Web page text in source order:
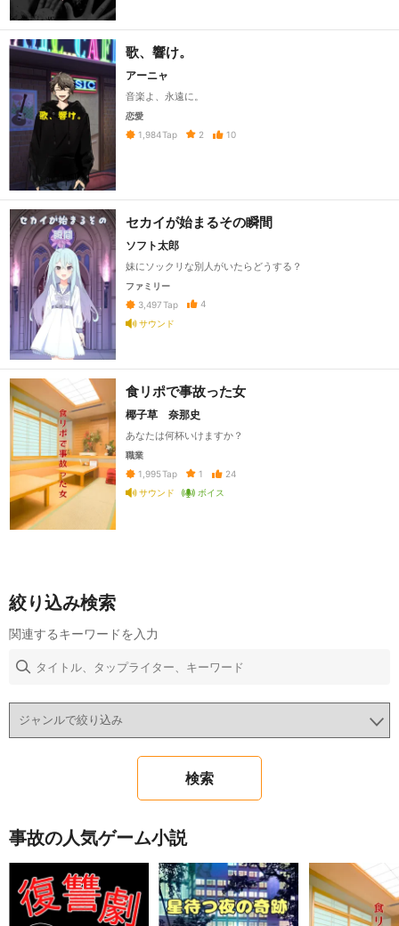
歌、響け。
アーニャ
音楽よ、永遠に。
恋愛
1,984Tap 2 10
セカイが始まるその瞬間
ソフト太郎
妹にソックリな別人がいたらどうする？
ファミリー
3,497 Tap
4
サウンド
食リポで事故った女
椰子草 奈那史
あなたは何杯いけますか？
職業
1,995Tap 1
24
サウンド
ボイス
絞り込み検索
関連するキーワードを入力
事故の人気ゲーム小説